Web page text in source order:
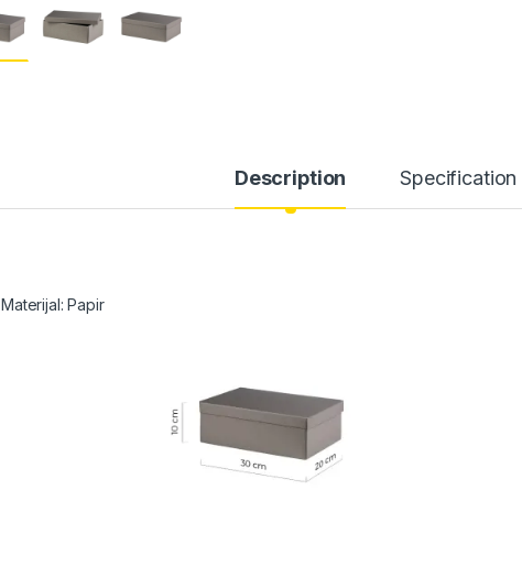
Description Specification
Materijal: Papir